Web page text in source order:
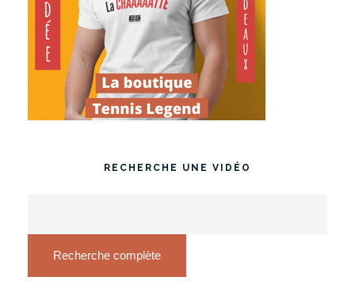
RECHERCHE UNE VIDÉO
Recherche complète